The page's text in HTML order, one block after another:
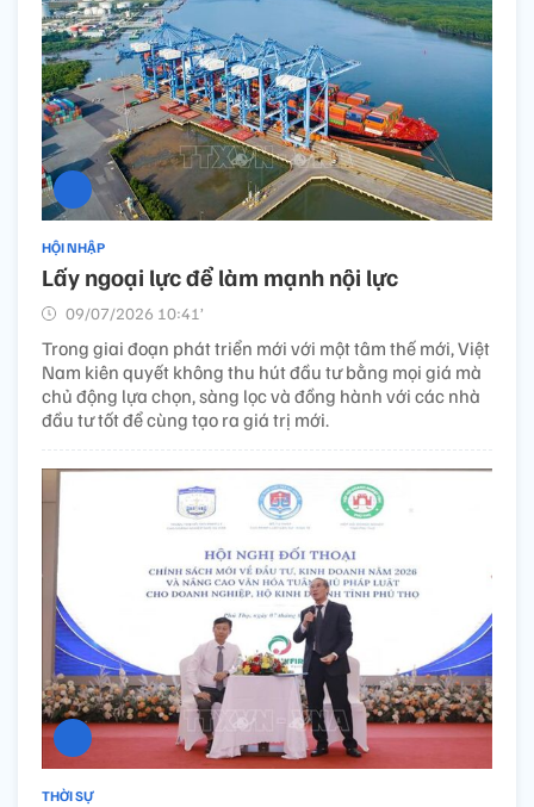
HỘI NHẬP
Lấy ngoại lực để làm mạnh nội lực
09/07/2026 10:41’
Trong giai đoạn phát triển mới với một tâm thế mới, Việt
Nam kiên quyết không thu hút đầu tư bằng mọi giá mà
chủ động lựa chọn, sàng lọc và đồng hành với các nhà
đầu tư tốt để cùng tạo ra giá trị mới.
THỜI SỰ